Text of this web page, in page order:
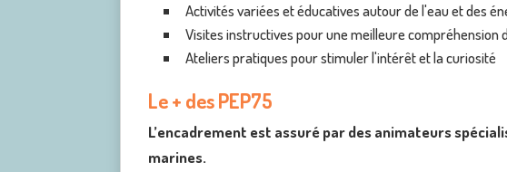
Activités variées et éducatives autour de l'eau et des
Visites instructives pour une meilleure compréhension
Ateliers pratiques pour stimuler l'intérêt et la curiosité
Le + des PEP75
L’encadrement est assuré par des animateurs
marines.